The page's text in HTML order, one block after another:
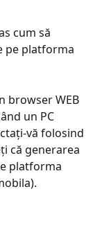
cum să
pe platforma
browser WEB
un PC
vă folosind
că generarea
platforma